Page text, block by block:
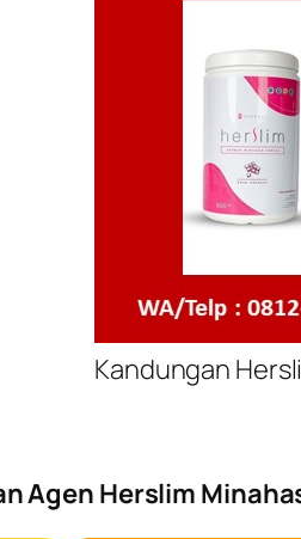
Kandungan
Agen Herslim